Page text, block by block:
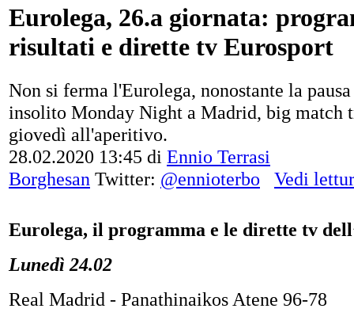
Eurolega, 26.a giornata:
risultati e dirette tv Eurosport
Non si ferma l'Eurolega, nonostante la
insolito Monday Night a Madrid, big match
giovedì all'aperitivo.
28.02.2020 13:45 di Ennio Terrasi
Borghesan Twitter: @ennioterbo Vedi
Eurolega, il programma e le dirette tv
Lunedì 24.02
Real Madrid - Panathinaikos Atene 96-78